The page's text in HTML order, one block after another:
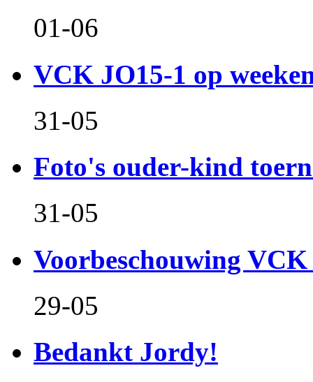
01-06
VCK JO15-1 op
31-05
Foto's ouder-kind
31-05
Voorbeschouwing VCK
29-05
Bedankt Jordy!